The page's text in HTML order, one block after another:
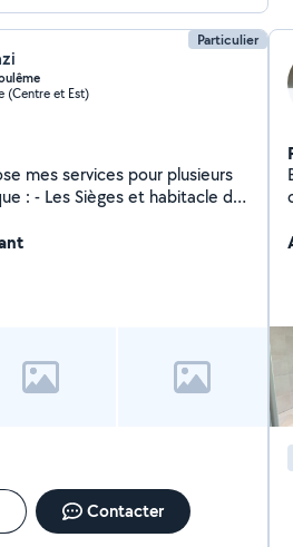
Particulier
(Centre et Est)
du
- Tapis - Matelas - Canapés,
Contacter